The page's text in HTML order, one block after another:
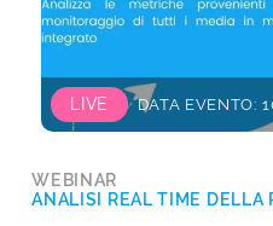
LIVE DATA EVENTO:
WEBINAR
ANALISI REAL TIME DELLA